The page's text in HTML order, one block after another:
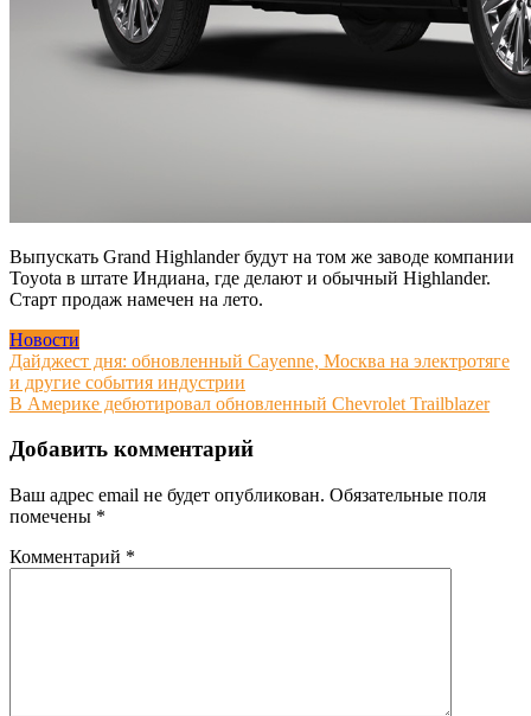
Выпускать Grand Highlander будут на том же заводе компании
Toyota в штате Индиана, где делают и обычный Highlander.
Старт продаж намечен на лето.
Новости
Навигация
по
Дайджест дня: обновленный Cayenne, Москва на электротяге
и другие события индустрии
В Америке дебютировал обновленный Chevrolet Trailblazer
Добавить комментарий
Ваш адрес email не будет опубликован. Обязательные поля
помечены *
Комментарий *